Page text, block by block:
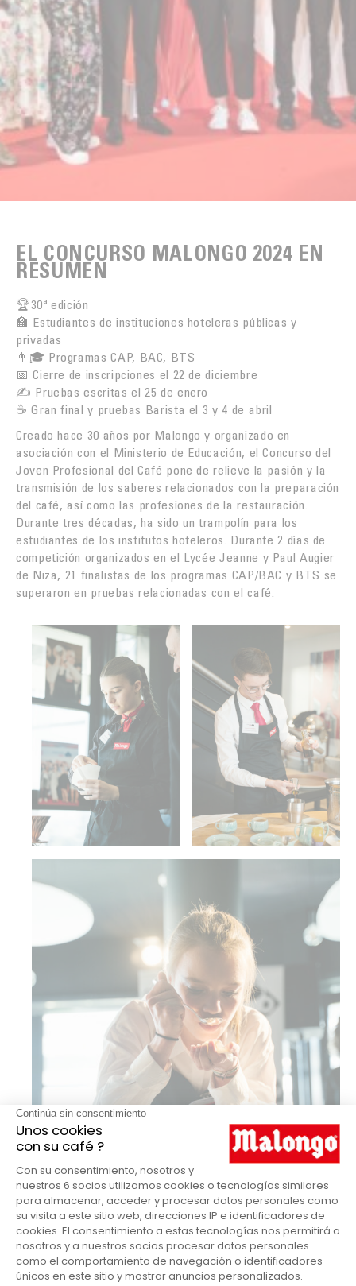
EL CONCURSO MALONGO 2024 EN
RESUMEN
🏆30ª edición
🏫 Estudiantes de instituciones hoteleras públicas y
privadas
👨🎓 Programas CAP, BAC, BTS
📅 Cierre de inscripciones el 22 de diciembre
✍️ Pruebas escritas el 25 de enero
☕ Gran final y pruebas Barista el 3 y 4 de abril
Creado hace 30 años por Malongo y organizado en
asociación con el Ministerio de Educación, el Concurso del
Joven Profesional del Café pone de relieve la pasión y la
transmisión de los saberes relacionados con la preparación
del café, así como las profesiones de la restauración.
Durante tres décadas, ha sido un trampolín para los
estudiantes de los institutos hoteleros. Durante 2 días de
competición organizados en el Lycée Jeanne y Paul Augier
de Niza, 21 finalistas de los programas CAP/BAC y BTS se
superaron en pruebas relacionadas con el café.